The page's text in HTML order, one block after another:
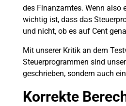
des Finanzamtes. Wenn also
wichtig ist, dass das
und nicht, ob es auf Cent
Mit unserer Kritik an dem
Steuerprogrammen sind
geschrieben, sondern auch
Korrekte